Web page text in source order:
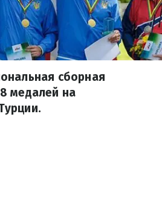
сборная
медалей на